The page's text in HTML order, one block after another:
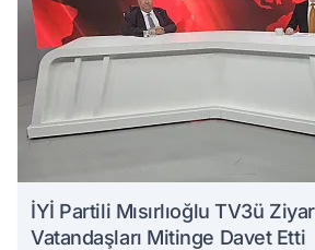
İYİ Partili Mısırlıoğlu TV3ü
Vatandaşları Mitinge Davet Etti